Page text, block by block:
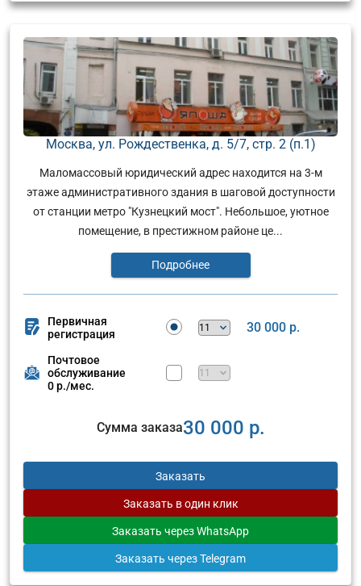
Москва, ул. Рождественка, д. 5/7, стр. 2 (п.1)
Маломассовый юридический адрес находится на 3-м
этаже административного здания в шаговой доступности
от станции метро "Кузнецкий мост". Небольшое, уютное
помещение, в престижном районе це...
Подробнее
Первичная
регистрация
30 000 р.
Почтовое
обслуживание
0 р./мес.
Сумма заказа30 000 р.
Заказать
Заказать в один клик
Заказать через WhatsApp
Заказать через Telegram